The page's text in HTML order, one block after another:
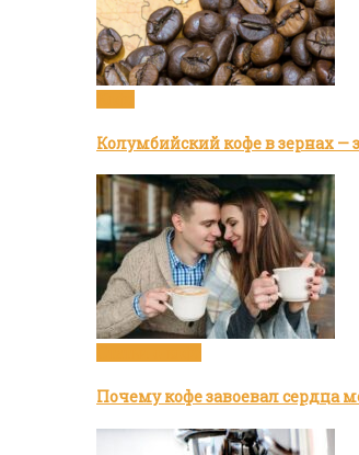
Колумбийский кофе в зернах —
Почему кофе завоевал сердца